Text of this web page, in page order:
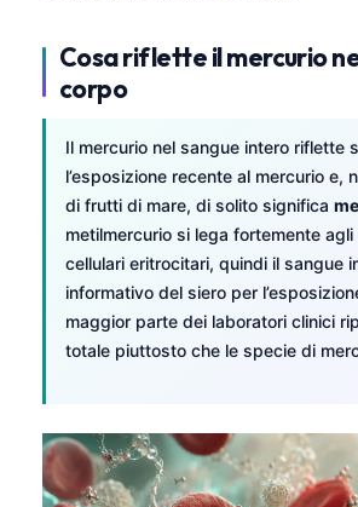
Cosa riflette il mercurio
corpo
Il mercurio nel sangue intero riflette
l’esposizione recente al mercurio e,
di frutti di mare, di solito significa
metilmercurio si lega fortemente agli
cellulari eritrocitari, quindi il sangue
informativo del siero per
maggior parte dei laboratori clinici
totale piuttosto che le specie di